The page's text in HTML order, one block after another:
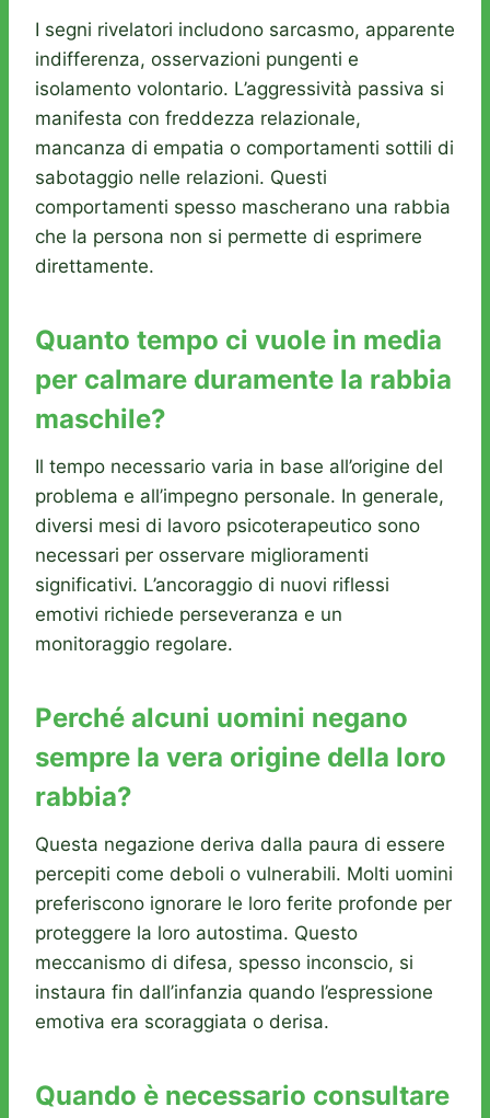
I segni rivelatori includono sarcasmo, apparente
indifferenza, osservazioni pungenti e
isolamento volontario. L’aggressività passiva si
manifesta con freddezza relazionale,
mancanza di empatia o comportamenti sottili di
sabotaggio nelle relazioni. Questi
comportamenti spesso mascherano una rabbia
che la persona non si permette di esprimere
direttamente.
Quanto tempo ci vuole in media
per calmare duramente la rabbia
maschile?
Il tempo necessario varia in base all’origine del
problema e all’impegno personale. In generale,
diversi mesi di lavoro psicoterapeutico sono
necessari per osservare miglioramenti
significativi. L’ancoraggio di nuovi riflessi
emotivi richiede perseveranza e un
monitoraggio regolare.
Perché alcuni uomini negano
sempre la vera origine della loro
rabbia?
Questa negazione deriva dalla paura di essere
percepiti come deboli o vulnerabili. Molti uomini
preferiscono ignorare le loro ferite profonde per
proteggere la loro autostima. Questo
meccanismo di difesa, spesso inconscio, si
instaura fin dall’infanzia quando l’espressione
emotiva era scoraggiata o derisa.
Quando è necessario consultare